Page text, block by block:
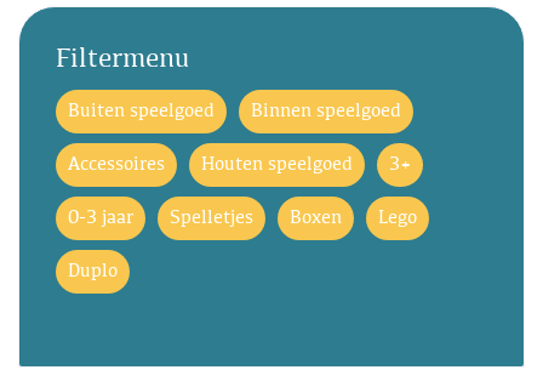
Filtermenu
Buiten speelgoed Binnen speelgoed
Accessoires Houten speelgoed 3+
0-3 jaar Spelletjes Boxen Lego
Duplo